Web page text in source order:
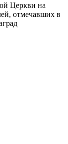
Церкви на
отмечавших в